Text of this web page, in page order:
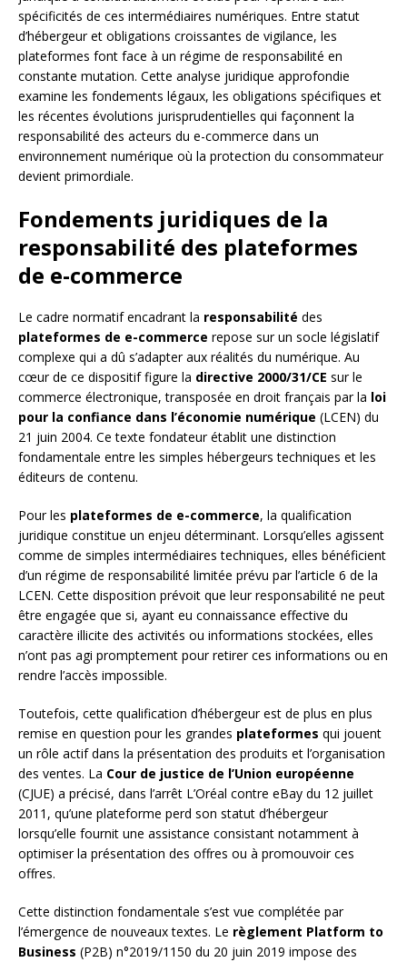
spécificités de ces intermédiaires numériques. Entre statut
d’hébergeur et obligations croissantes de vigilance, les
plateformes font face à un régime de responsabilité en
constante mutation. Cette analyse juridique approfondie
examine les fondements légaux, les obligations spécifiques et
les récentes évolutions jurisprudentielles qui façonnent la
responsabilité des acteurs du e-commerce dans un
environnement numérique où la protection du consommateur
devient primordiale.
Fondements juridiques de la
responsabilité des plateformes
de e-commerce
Le cadre normatif encadrant la responsabilité des
plateformes de e-commerce repose sur un socle législatif
complexe qui a dû s’adapter aux réalités du numérique. Au
cœur de ce dispositif figure la directive 2000/31/CE sur le
commerce électronique, transposée en droit français par la loi
pour la confiance dans l’économie numérique (LCEN) du
21 juin 2004. Ce texte fondateur établit une distinction
fondamentale entre les simples hébergeurs techniques et les
éditeurs de contenu.
Pour les plateformes de e-commerce, la qualification
juridique constitue un enjeu déterminant. Lorsqu’elles agissent
comme de simples intermédiaires techniques, elles bénéficient
d’un régime de responsabilité limitée prévu par l’article 6 de la
LCEN. Cette disposition prévoit que leur responsabilité ne peut
être engagée que si, ayant eu connaissance effective du
caractère illicite des activités ou informations stockées, elles
n’ont pas agi promptement pour retirer ces informations ou en
rendre l’accès impossible.
Toutefois, cette qualification d’hébergeur est de plus en plus
remise en question pour les grandes plateformes qui jouent
un rôle actif dans la présentation des produits et l’organisation
des ventes. La Cour de justice de l’Union européenne
(CJUE) a précisé, dans l’arrêt L’Oréal contre eBay du 12 juillet
2011, qu’une plateforme perd son statut d’hébergeur
lorsqu’elle fournit une assistance consistant notamment à
optimiser la présentation des offres ou à promouvoir ces
offres.
Cette distinction fondamentale s’est vue complétée par
l’émergence de nouveaux textes. Le règlement Platform to
Business (P2B) n°2019/1150 du 20 juin 2019 impose des